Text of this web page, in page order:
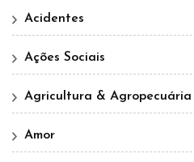
Acidentes
Ações Sociais
Agricultura & Agropecuária
Amor